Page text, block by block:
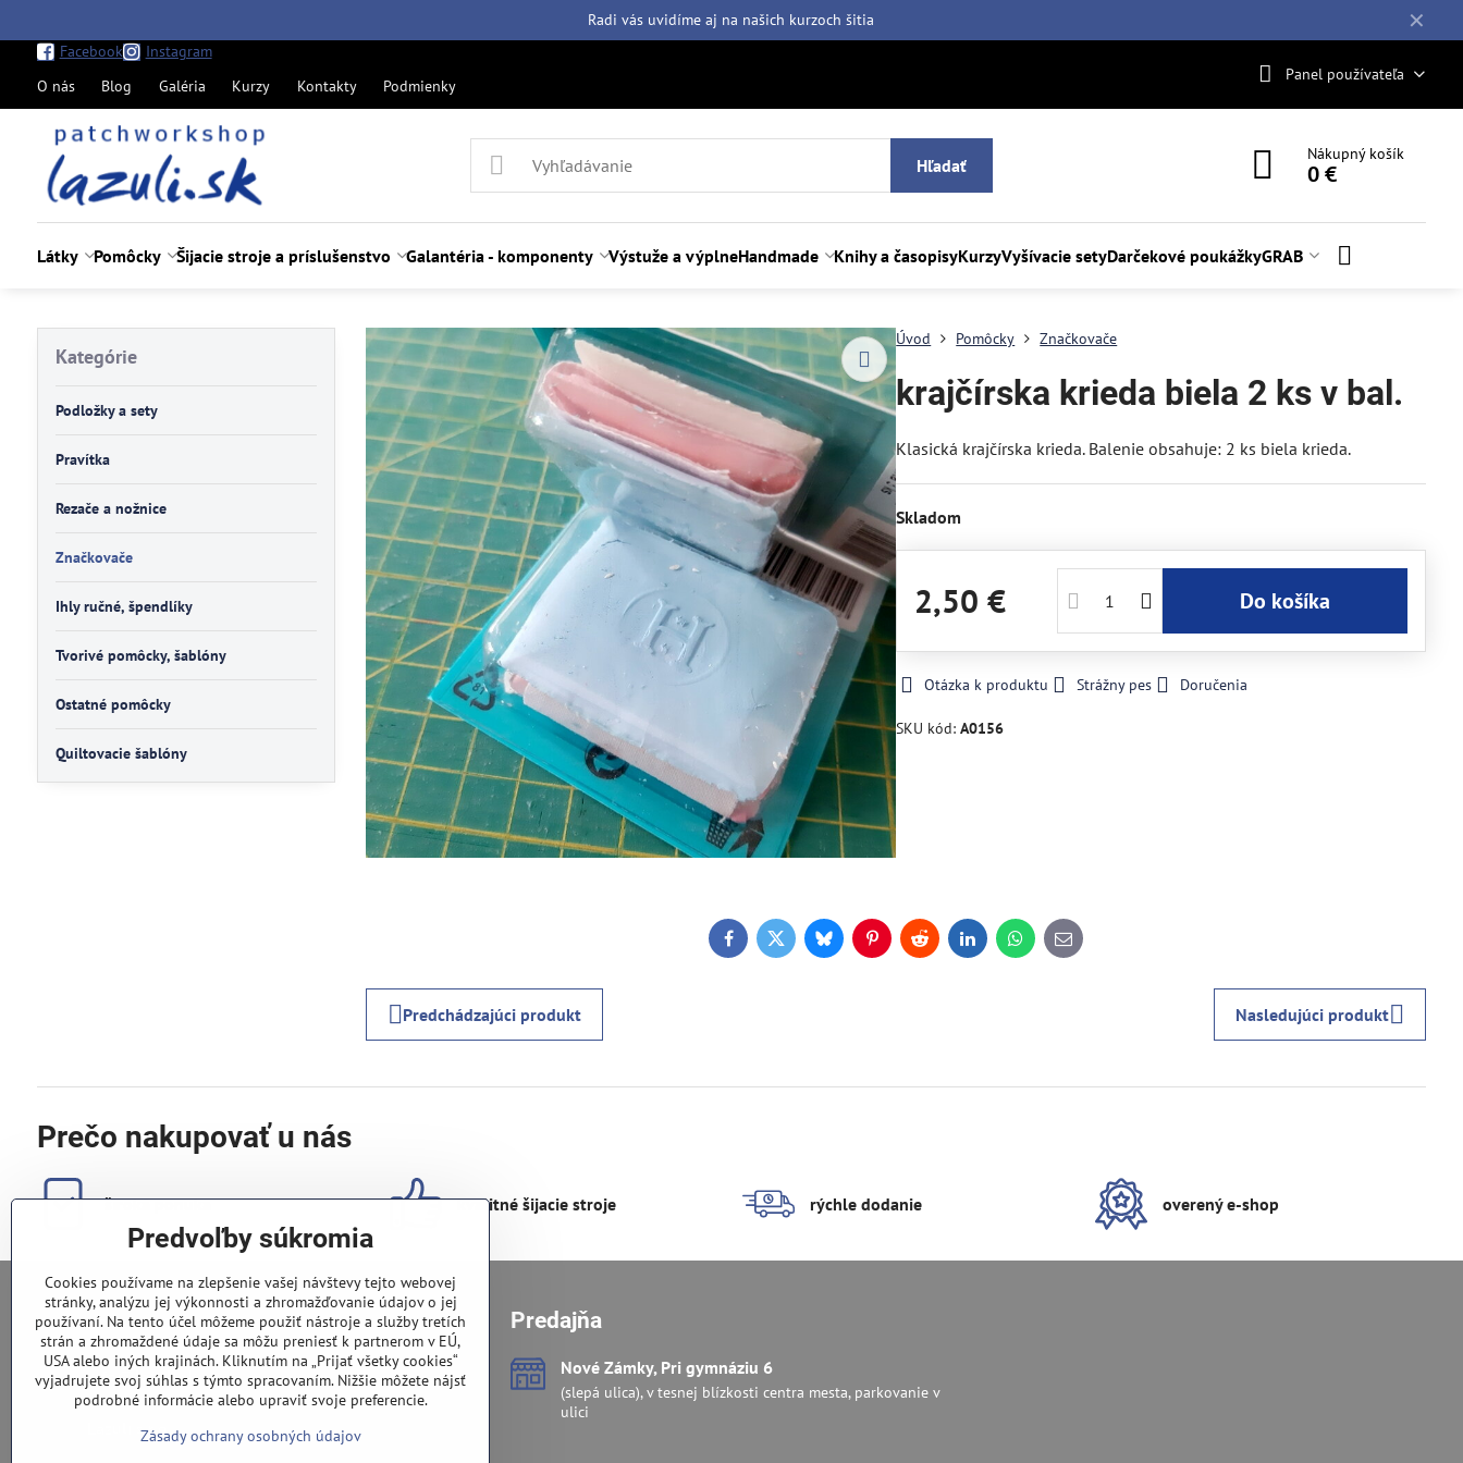
✕
Radi vás uvidíme aj na našich kurzoch šitia
Facebook
Instagram
O nás
Blog Galéria Kurzy Kontakty Podmienky
Panel používateľa
Hľadať
Nákupný košík
0 €
Látky Pomôcky Šijacie stroje a príslušenstvo Galantéria - komponenty Výstuže a výplneHandmade Knihy a časopisyKurzyVyšívacie setyDarčekové poukážkyGRAB
Úvod Pomôcky Značkovače
krajčírska krieda biela 2 ks v bal.
Klasická krajčírska krieda. Balenie obsahuje: 2 ks biela krieda.
Skladom
2,50 € Do košíka
Otázka k produktu Strážny pes Doručenia
SKU kód:A0156
FacebookTwitterBlueskyPinterestRedditLinkedInWhatsApp
E-
mail
Predchádzajúci produkt Nasledujúci produkt
Kategórie
Podložky a sety
Pravítka
Rezače a nožnice
Značkovače
Ihly ručné, špendlíky
Tvorivé pomôcky, šablóny
Ostatné pomôcky
Quiltovacie šablóny
Prečo nakupovať u nás
široká ponuka kvalitné šijacie stroje rýchle dodanie overený e-shop
0948 028 796
info​@lazuli​.sk
Lazuli s​.r​.o​.
Predajňa
Nové Zámky, Pri gymnáziu 6
(slepá ulica), v tesnej blízkosti centra mesta, parkovanie v
ulici
Predvoľby súkromia
Cookies používame na zlepšenie vašej návštevy tejto webovej
stránky, analýzu jej výkonnosti a zhromažďovanie údajov o jej
používaní. Na tento účel môžeme použiť nástroje a služby tretích
strán a zhromaždené údaje sa môžu preniesť k partnerom v EÚ,
USA alebo iných krajinách. Kliknutím na „Prijať všetky cookies“
vyjadrujete svoj súhlas s týmto spracovaním. Nižšie môžete nájsť
podrobné informácie alebo upraviť svoje preferencie.
Zásady ochrany osobných údajov